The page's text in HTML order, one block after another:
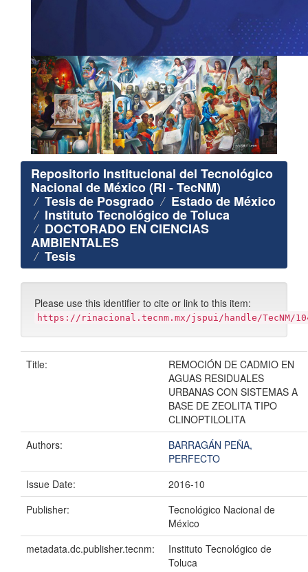
Repositorio Institucional del Tecnológico
Nacional de México (RI - TecNM)
Tesis de Posgrado Estado de México
Instituto Tecnológico de Toluca
DOCTORADO EN CIENCIAS
AMBIENTALES
Tesis
Please use this identifier to cite or link to this item:
https://rinacional.tecnm.mx/jspui/handle/TecNM/
Title:
REMOCIÓN DE CADMIO EN
AGUAS RESIDUALES
URBANAS CON SISTEMAS A
BASE DE ZEOLITA TIPO
CLINOPTILOLITA
Authors:
BARRAGÁN PEÑA,
PERFECTO
Issue Date:
2016-10
Publisher:
Tecnológico Nacional de
México
metadata.dc.publisher.tecnm:
Instituto Tecnológico de
Toluca